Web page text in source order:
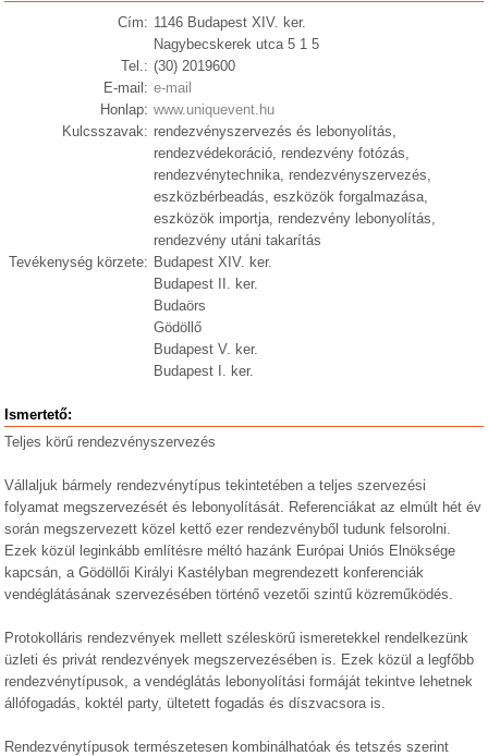
Cím: 1146 Budapest XIV. ker.
Nagybecskerek utca 5 1 5
Tel.: (30) 2019600
E-mail: e-mail
Honlap: www.uniquevent.hu
Kulcsszavak: rendezvényszervezés és lebonyolítás,
rendezvédekoráció, rendezvény fotózás,
rendezvénytechnika, rendezvényszervezés,
eszközbérbeadás, eszközök forgalmazása,
eszközök importja, rendezvény lebonyolítás,
rendezvény utáni takarítás
Tevékenység körzete: Budapest XIV. ker.
Budapest II. ker.
Budaörs
Gödöllő
Budapest V. ker.
Budapest I. ker.
Ismertető:
Teljes körű rendezvényszervezés
Vállaljuk bármely rendezvénytípus tekintetében a teljes szervezési
folyamat megszervezését és lebonyolítását. Referenciákat az elmúlt hét év
során megszervezett közel kettő ezer rendezvényből tudunk felsorolni.
Ezek közül leginkább említésre méltó hazánk Európai Uniós Elnöksége
kapcsán, a Gödöllői Királyi Kastélyban megrendezett konferenciák
vendéglátásának szervezésében történő vezetői szintű közreműködés.
Protokolláris rendezvények mellett széleskörű ismeretekkel rendelkezünk
üzleti és privát rendezvények megszervezésében is. Ezek közül a legfőbb
rendezvénytípusok, a vendéglátás lebonyolítási formáját tekintve lehetnek
állófogadás, koktél party, ültetett fogadás és díszvacsora is.
Rendezvénytípusok természetesen kombinálhatóak és tetszés szerint